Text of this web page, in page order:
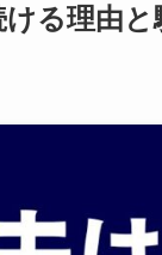
る理由と